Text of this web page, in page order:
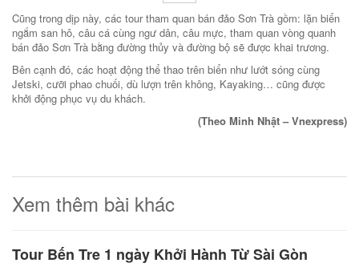
Cũng trong dịp này, các tour tham quan bán đảo Sơn Trà gồm: lặn biển
ngắm san hô, câu cá cùng ngư dân, câu mực, tham quan vòng quanh
bán đảo Sơn Trà bằng đường thủy và đường bộ sẽ được khai trương.
Bên cạnh đó, các hoạt động thể thao trên biển như lướt sóng cùng
Jetski, cưỡi phao chuối, dù lượn trên không, Kayaking… cũng được
khởi động phục vụ du khách.
(Theo Minh Nhật – Vnexpress)
Xem thêm bài khác
Tour Bến Tre 1 ngày Khởi Hành Từ Sài Gòn